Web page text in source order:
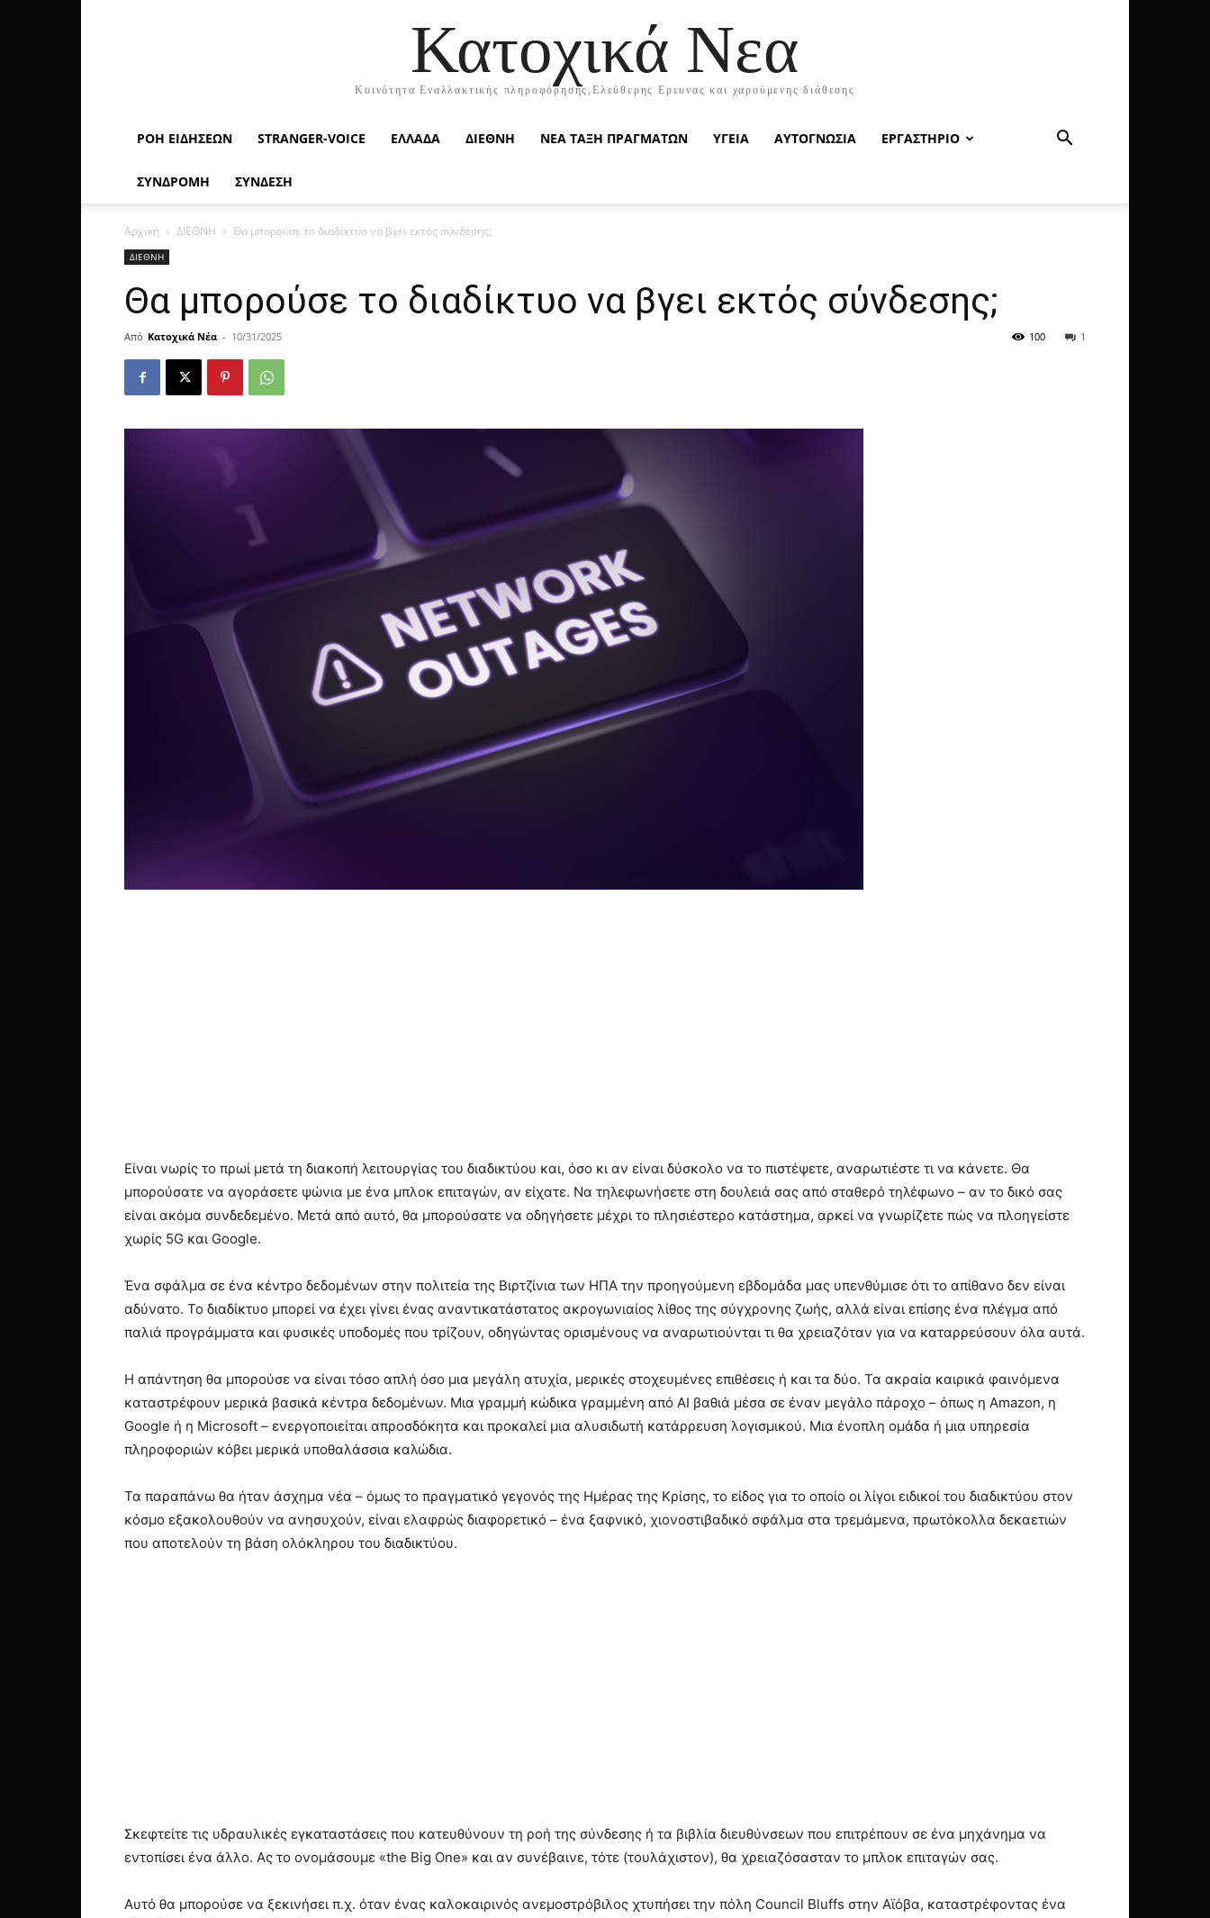
Κατοχικά Νεα
Κοινότητα Εναλλακτικής πληροφόρησης,Ελεύθερης Ερευνας και χαρούμενης διάθεσης
ΡΟΉ ΕΙΔΉΣΕΩΝ STRANGER-VOICE ΕΛΛΑΔΑ ΔΙΕΘΝΗ ΝΕΑ ΤΑΞΗ ΠΡΑΓΜΑΤΩΝ ΥΓΕΙΑ ΑΥΤΟΓΝΩΣΙΑ ΕΡΓΑΣΤΗΡΙΟ
ΣΥΝΔΡΟΜΗ ΣΥΝΔΕΣΗ
Αρχική ΔΙΕΘΝΗ Θα μπορούσε το διαδίκτυο να βγει εκτός σύνδεσης;
ΔΙΕΘΝΗ
Θα μπορούσε το διαδίκτυο να βγει εκτός σύνδεσης;
Από Κατοχικά Νέα - 10/31/2025 1
100
Είναι νωρίς το πρωί μετά τη διακοπή λειτουργίας του διαδικτύου και, όσο κι αν είναι δύσκολο να το πιστέψετε, αναρωτιέστε τι να κάνετε. Θα
μπορούσατε να αγοράσετε ψώνια με ένα μπλοκ επιταγών, αν είχατε. Να τηλεφωνήσετε στη δουλειά σας από σταθερό τηλέφωνο – αν το δικό σας
είναι ακόμα συνδεδεμένο. Μετά από αυτό, θα μπορούσατε να οδηγήσετε μέχρι το πλησιέστερο κατάστημα, αρκεί να γνωρίζετε πώς να πλοηγείστε
χωρίς 5G και Google.
Ένα σφάλμα σε ένα κέντρο δεδομένων στην πολιτεία της Βιρτζίνια των ΗΠΑ την προηγούμενη εβδομάδα μας υπενθύμισε ότι το απίθανο δεν είναι
αδύνατο. Το διαδίκτυο μπορεί να έχει γίνει ένας αναντικατάστατος ακρογωνιαίος λίθος της σύγχρονης ζωής, αλλά είναι επίσης ένα πλέγμα από
παλιά προγράμματα και φυσικές υποδομές που τρίζουν, οδηγώντας ορισμένους να αναρωτιούνται τι θα χρειαζόταν για να καταρρεύσουν όλα αυτά.
Η απάντηση θα μπορούσε να είναι τόσο απλή όσο μια μεγάλη ατυχία, μερικές στοχευμένες επιθέσεις ή και τα δύο. Τα ακραία καιρικά φαινόμενα
καταστρέφουν μερικά βασικά κέντρα δεδομένων. Μια γραμμή κώδικα γραμμένη από AI βαθιά μέσα σε έναν μεγάλο πάροχο – όπως η Amazon, η
Google ή η Microsoft – ενεργοποιείται απροσδόκητα και προκαλεί μια αλυσιδωτή κατάρρευση λογισμικού. Μια ένοπλη ομάδα ή μια υπηρεσία
πληροφοριών κόβει μερικά υποθαλάσσια καλώδια.
Τα παραπάνω θα ήταν άσχημα νέα – όμως το πραγματικό γεγονός της Ημέρας της Κρίσης, το είδος για το οποίο οι λίγοι ειδικοί του διαδικτύου στον
κόσμο εξακολουθούν να ανησυχούν, είναι ελαφρώς διαφορετικό – ένα ξαφνικό, χιονοστιβαδικό σφάλμα στα τρεμάμενα, πρωτόκολλα δεκαετιών
που αποτελούν τη βάση ολόκληρου του διαδικτύου.
Σκεφτείτε τις υδραυλικές εγκαταστάσεις που κατευθύνουν τη ροή της σύνδεσης ή τα βιβλία διευθύνσεων που επιτρέπουν σε ένα μηχάνημα να
εντοπίσει ένα άλλο. Ας το ονομάσουμε «the Big One» και αν συνέβαινε, τότε (τουλάχιστον), θα χρειαζόσασταν το μπλοκ επιταγών σας.
Αυτό θα μπορούσε να ξεκινήσει π.χ. όταν ένας καλοκαιρινός ανεμοστρόβιλος χτυπήσει την πόλη Council Bluffs στην Αϊόβα, καταστρέφοντας ένα